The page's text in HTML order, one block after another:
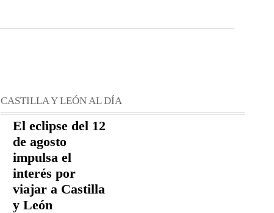
CASTILLA Y LEÓN AL DÍA
El eclipse del 12
de agosto
impulsa el
interés por
viajar a Castilla
y León